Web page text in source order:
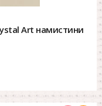
Art намистини